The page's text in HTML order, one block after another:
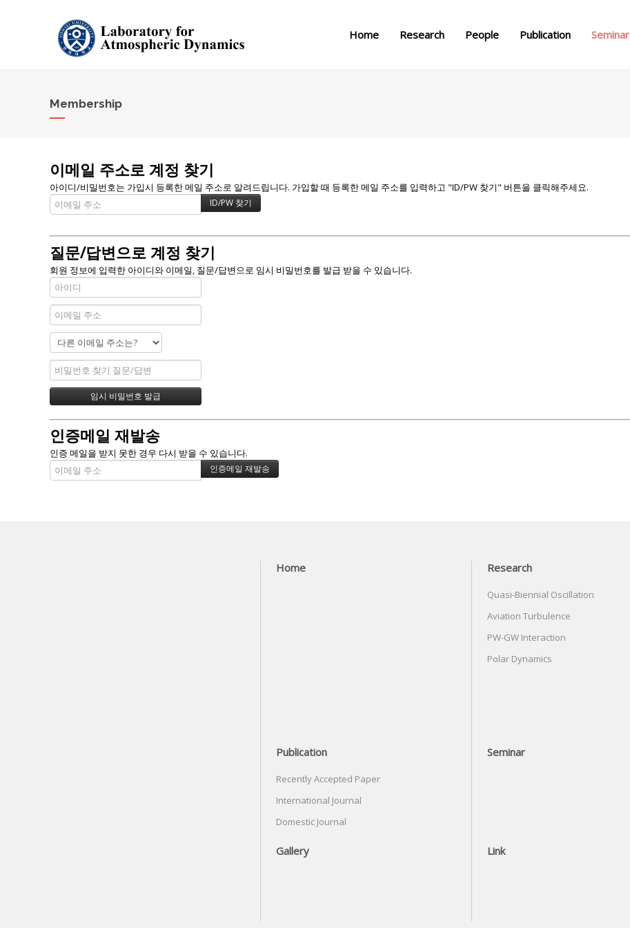
Home Research People Publication Seminar
Membership
이메일 주소로 계정 찾기
아이디/비밀번호는 가입시 등록한 메일 주소로 알려드립니다. 가입할 때 등록한 메일 주소를 입력하고 "ID/PW 찾기" 버튼을 클릭해주세요.
질문/답변으로 계정 찾기
회원 정보에 입력한 아이디와 이메일, 질문/답변으로 임시 비밀번호를 발급 받을 수 있습니다.
인증메일 재발송
인증 메일을 받지 못한 경우 다시 받을 수 있습니다.
Home Research
Quasi-Biennial Oscillation
Aviation Turbulence
PW-GW Interaction
Polar Dynamics
Publication
Recently Accepted Paper
International Journal
Domestic Journal
Seminar
Gallery Link